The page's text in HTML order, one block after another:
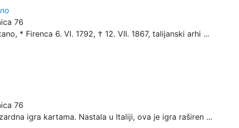
76
* Firenca 6. VI. 1792, † 12. VII. 1867, talijanski arhi ...
76
igra kartama. Nastala u Italiji, ova je igra raširen ...